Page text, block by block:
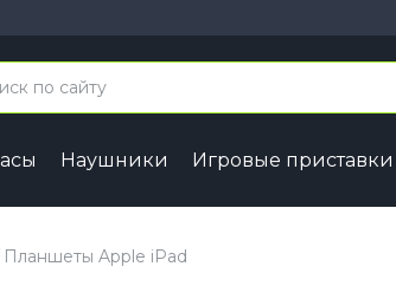
Наушники Игровые приставки
iPhone 17 Pro Max
Планшеты Apple iPad